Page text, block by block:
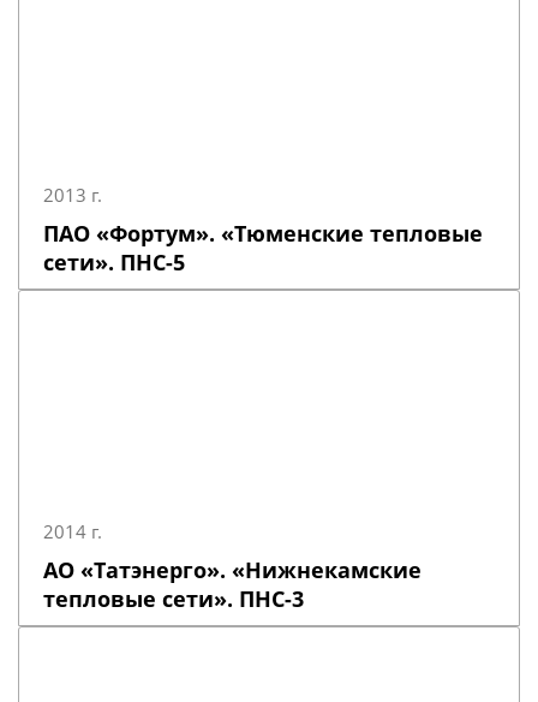
2013 г.
ПАО «Фортум». «Тюменские тепловые
сети». ПНС-5
2014 г.
АО «Татэнерго». «Нижнекамские
тепловые сети». ПНС-3